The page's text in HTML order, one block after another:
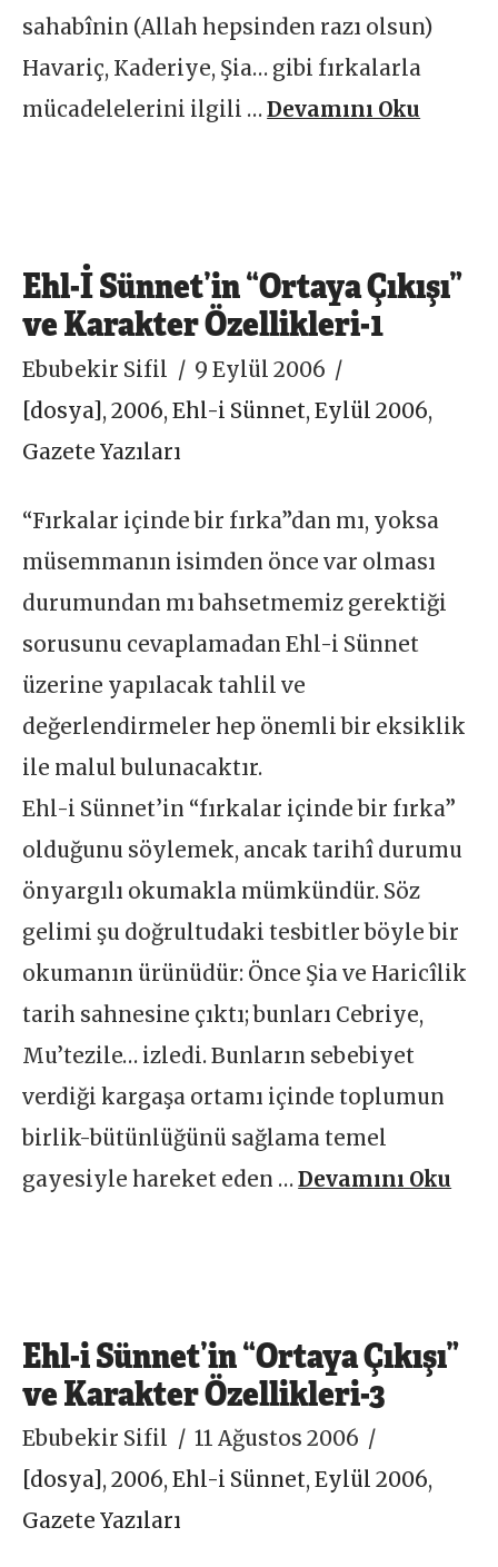
sahabînin (Allah hepsinden razı olsun)
Havariç, Kaderiye, Şia… gibi fırkalarla
mücadelelerini ilgili …Devamını Oku
Ehl-İ Sünnet’in “Ortaya Çıkışı”
ve Karakter Özellikleri-1
Ebubekir Sifil
9 Eylül 2006
[dosya] ,2006,Ehl-i Sünnet,Eylül 2006,
Gazete Yazıları
“Fırkalar içinde bir fırka”dan mı, yoksa
müsemmanın isimden önce var olması
durumundan mı bahsetmemiz gerektiği
sorusunu cevaplamadan Ehl-i Sünnet
üzerine yapılacak tahlil ve
değerlendirmeler hep önemli bir eksiklik
ile malul bulunacaktır.
Ehl-i Sünnet’in “fırkalar içinde bir fırka”
olduğunu söylemek, ancak tarihî durumu
önyargılı okumakla mümkündür. Söz
gelimi şu doğrultudaki tesbitler böyle bir
okumanın ürünüdür: Önce Şia ve Haricîlik
tarih sahnesine çıktı; bunları Cebriye,
Mu’tezile… izledi. Bunların sebebiyet
verdiği kargaşa ortamı içinde toplumun
birlik-bütünlüğünü sağlama temel
gayesiyle hareket eden …Devamını Oku
Ehl-i Sünnet’in “Ortaya Çıkışı”
ve Karakter Özellikleri-3
Ebubekir Sifil
11 Ağustos 2006
[dosya] ,2006,Ehl-i Sünnet,Eylül 2006,
Gazete Yazıları